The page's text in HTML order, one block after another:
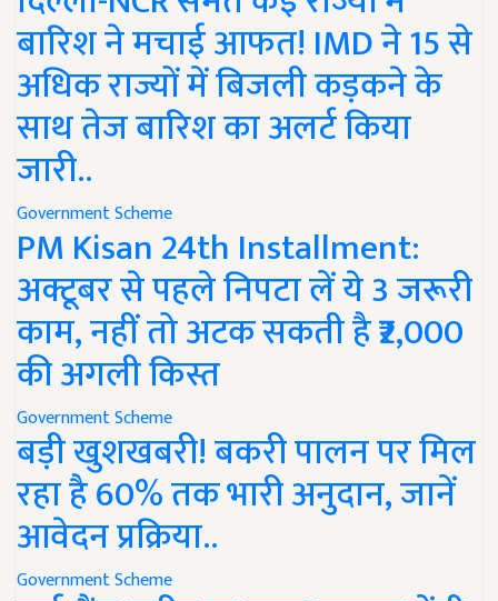
बारिश ने मचाई आफत! IMD ने 15 से
अधिक राज्यों में बिजली कड़कने के
साथ तेज बारिश का अलर्ट किया
जारी..
Government Scheme
PM Kisan 24th Installment:
अक्टूबर से पहले निपटा लें ये 3 जरूरी
काम, नहीं तो अटक सकती है ₹2,000
की अगली किस्त
Government Scheme
बड़ी खुशखबरी! बकरी पालन पर मिल
रहा है 60% तक भारी अनुदान, जानें
आवेदन प्रक्रिया..
Government Scheme